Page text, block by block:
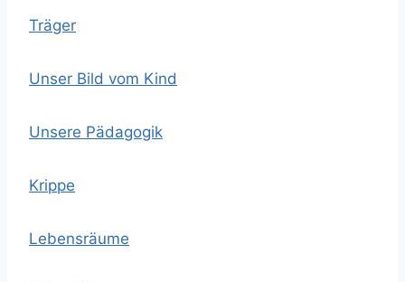
Träger
Unser Bild vom Kind
Unsere Pädagogik
Krippe
Lebensräume